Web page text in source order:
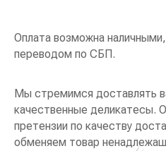
Оплата возможна
переводом по СБП.
Мы стремимся доставлять
качественные деликатесы.
претензии по качеству
обменяем товар